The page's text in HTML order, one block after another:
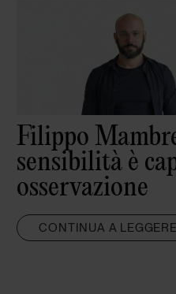
Filippo
sensibilità è
osservazione
CONTINUA A LEGGERE